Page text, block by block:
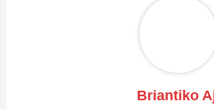
Briantiko